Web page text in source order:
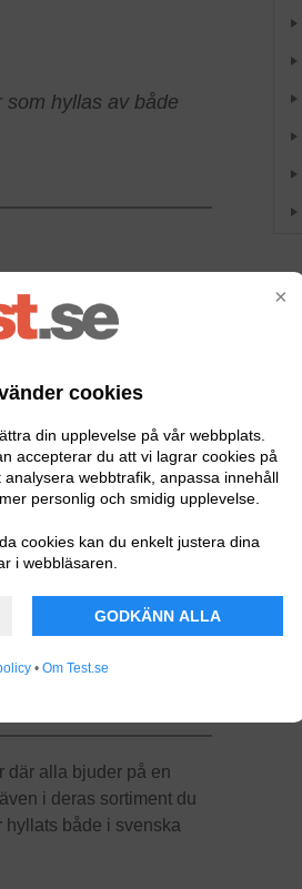
×
cookies
din upplevelse på vår webbplats.
accepterar du att vi lagrar cookies på
webbtrafik, anpassa innehåll
personlig och smidig upplevelse.
cookies kan du enkelt justera dina
i webbläsaren.
GODKÄNN ALLA
• Om Test.se
hyllas av både
där alla bjuder på en
i deras sortiment du
hyllats både i svenska